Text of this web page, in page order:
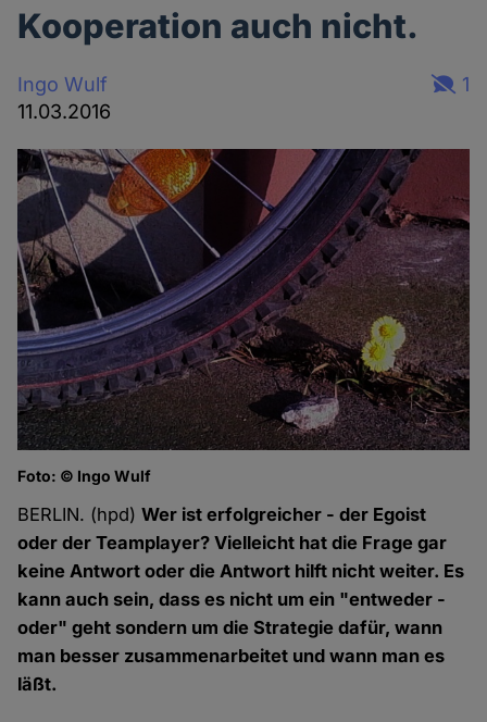
Kooperation auch nicht.
Ingo Wulf
11.03.2016
1
Foto: © Ingo Wulf
BERLIN. (hpd)Wer ist erfolgreicher - der Egoist
oder der Teamplayer? Vielleicht hat die Frage gar
keine Antwort oder die Antwort hilft nicht weiter. Es
kann auch sein, dass es nicht um ein "entweder -
oder" geht sondern um die Strategie dafür, wann
man besser zusammenarbeitet und wann man es
läßt.